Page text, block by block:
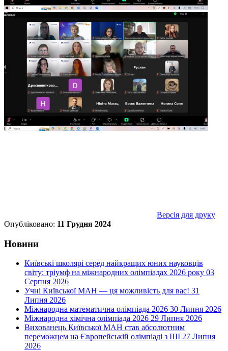
Версія для друку
Опубліковано: 11 Грудня 2024
Новини
Київські школярі серед найкращих юних науковців
світу: тріумф на міжнародних олімпіадах 2026 року 03
Серпня 2026
Учні Київської МАН — ця можливість для вас! 31
Липня 2026
Міжнародна математична олімпіада 2026 30 Липня 2026
Міжнародна хімічна олімпіада 2026 29 Липня 2026
Вихованець Київської МАН став абсолютним
переможцем на Європейській олімпіаді з ШІ 27 Липня
2026